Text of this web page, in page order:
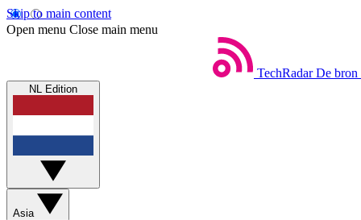
Skip to main content
Open menu Close main menu
TechRadar De bron
NL Edition
Asia